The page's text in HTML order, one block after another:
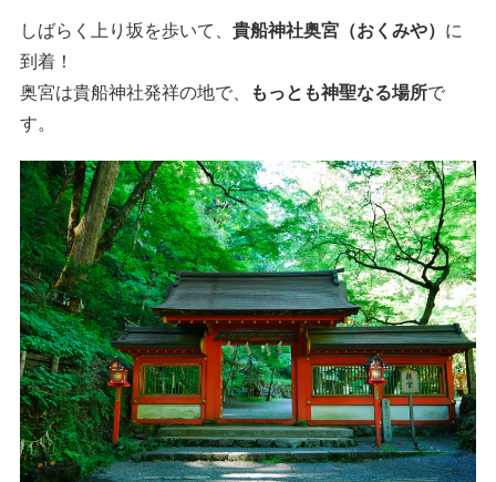
しばらく上り坂を歩いて、 貴船神社奥宮（おくみや） に
到着！
奥宮は貴船神社発祥の地で、
もっとも神聖なる場所で
す。